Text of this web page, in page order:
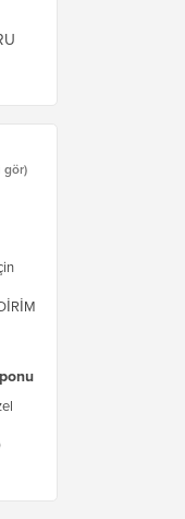
gör)